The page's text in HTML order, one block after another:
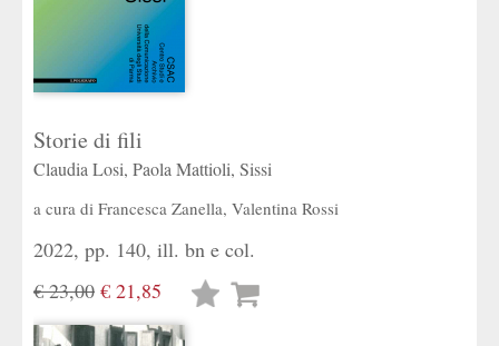
Storie di fili
Claudia Losi, Paola Mattioli, Sissi
a cura di Francesca Zanella, Valentina Rossi
2022, pp. 140, ill. bn e col.
€ 23,00 € 21,85
Lista